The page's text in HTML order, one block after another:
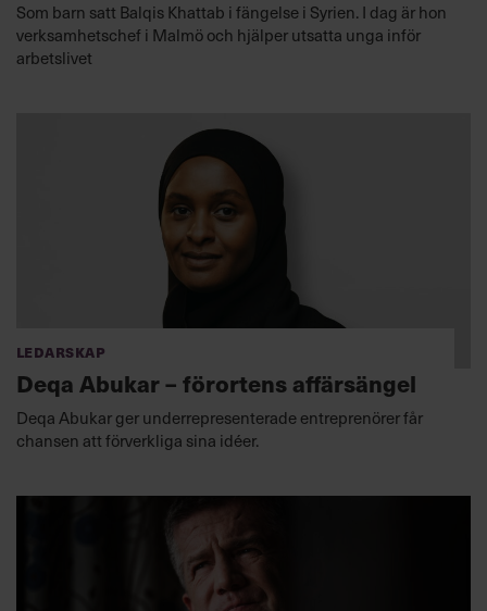
Som barn satt Balqis Khattab i fängelse i Syrien. I dag är hon
verksamhetschef i Malmö och hjälper utsatta unga inför
arbetslivet
Ledarskap
Deqa Abukar – förortens affärsängel
Deqa Abukar ger underrepresenterade entreprenörer får
chansen att förverkliga sina idéer.